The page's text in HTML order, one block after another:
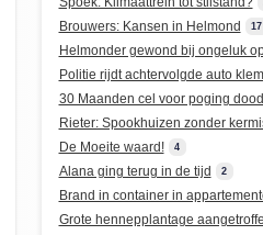
Brouwers: Kansen in Helmond 17
Helmonder gewond bij ongeluk
Politie rijdt achtervolgde auto klem
30 Maanden cel voor poging
Rieter: Spookhuizen zonder
De Moeite waard! 4
Alana ging terug in de tijd 2
Brand in container in
Grote hennepplantage